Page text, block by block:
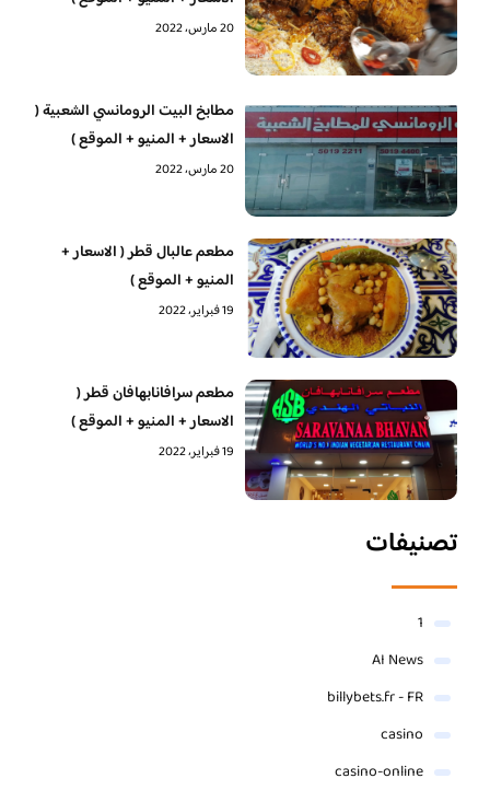
20 مارس، 2022
مطابخ البيت الرومانسي الشعبية (
الاسعار + المنيو + الموقع )
20 مارس، 2022
مطعم عالبال قطر ( الاسعار +
المنيو + الموقع )
19 فبراير، 2022
مطعم سرافانابهافان قطر (
الاسعار + المنيو + الموقع )
19 فبراير، 2022
تصنيفات
1
AI News
billybets.fr - FR
casino
casino-online